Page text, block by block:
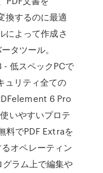
するのに最適
によって作成さ
タツール。
低スペックPCで
ュリティ全ての
6 Pro
いやすいプロテ
料でPDF Extraを
オペレーティン
ラム上で編集や